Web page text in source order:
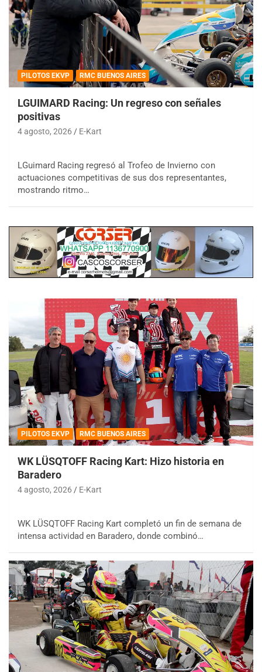
PILOTOS EKVP RMC BUENOS AIRES
LGUIMARD Racing: Un regreso con señales
positivas
4 agosto, 2026 E-Kart
LGuimard Racing regresó al Trofeo de Invierno con
actuaciones competitivas de sus dos representantes,
mostrando ritmo…
PILOTOS EKVP RMC BUENOS AIRES
WK LÜSQTOFF Racing Kart: Hizo historia en
Baradero
4 agosto, 2026 E-Kart
WK LÜSQTOFF Racing Kart completó un fin de semana de
intensa actividad en Baradero, donde combinó…